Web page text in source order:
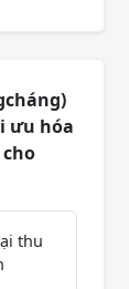
ưu hóa
thu